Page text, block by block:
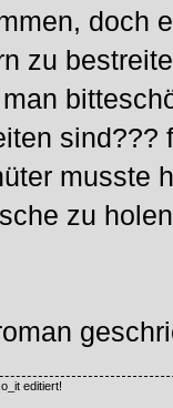
doch
zu
sind???
musste
zu
editiert!